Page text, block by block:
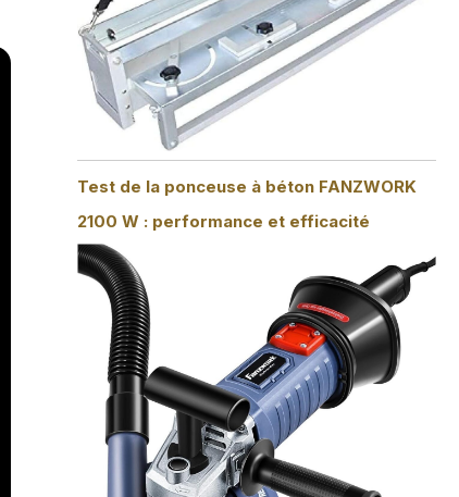
Test de la ponceuse à béton FANZWORK
2100 W : performance et efficacité